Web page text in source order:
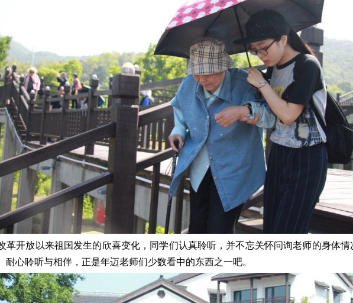
革开放以来祖国发生的欣喜变化，同学们认真聆听，并不忘关怀问询老师的身体
耐心聆听与相伴，正是年迈老师们少数看中的东西之一吧。